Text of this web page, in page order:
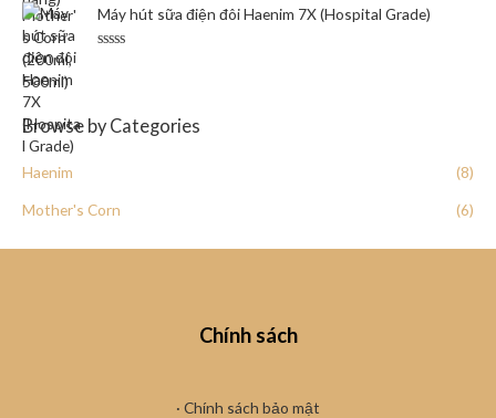
f
5
t
e
d
o
f
Máy hút sữa điện đôi Haenim 7X (Hospital Grade)
0
f
5
Browse by Categories
Haenim (8)
Mother's Corn (6)
Chính sách
· Chính sách bảo mật